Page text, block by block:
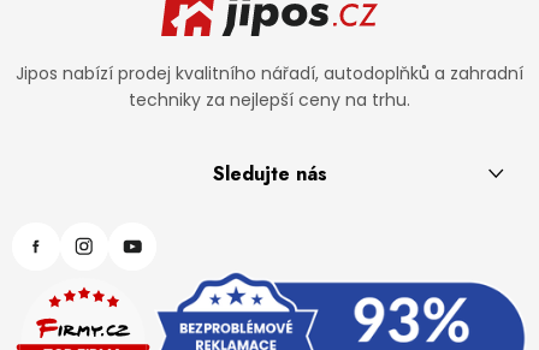
Jipos nabízí prodej kvalitního nářadí, autodoplňků a zahradní
techniky za nejlepší ceny na trhu.
Sledujte nás